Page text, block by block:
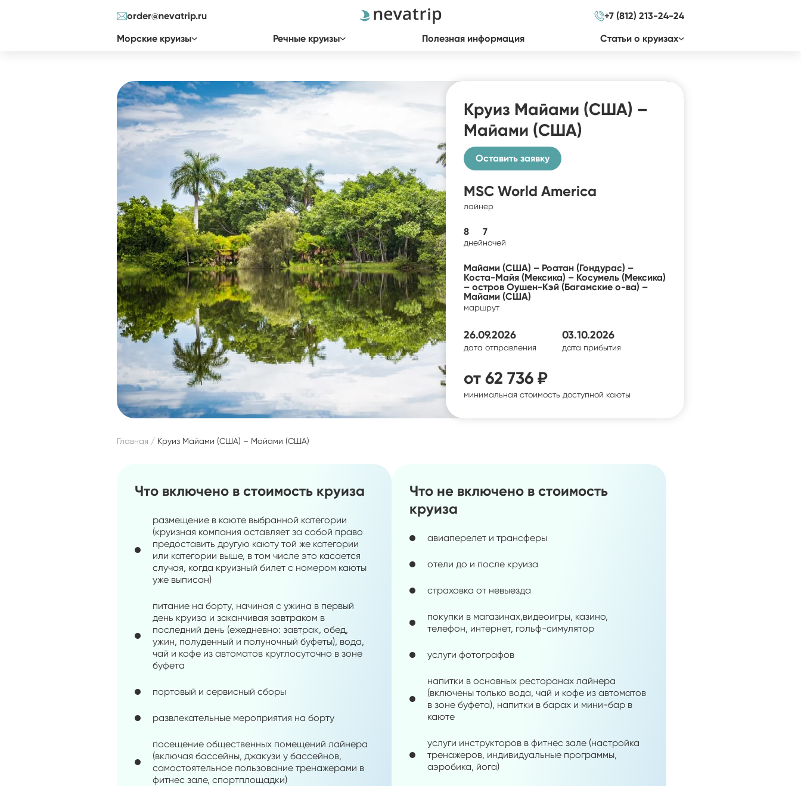
order@nevatrip.ru
+7 (812) 213-24-24
Морские круизы
Речные круизы Полезная информация Cтатьи о круизах
Круиз Майами (США) –
Майами (США)
Оставить заявку
MSC World America
лайнер
8
дней
7
ночей
Майами (США) – Роатан (Гондурас) –
Коста-Майя (Мексика) – Косумель (Мексика)
– остров Оушен-Кэй (Багамские о-ва) –
Майами (США)
маршрут
26.09.2026
дата отправления
03.10.2026
дата прибытия
от 62 736 ₽
минимальная стоимость доступной каюты
Главная Круиз Майами (США) – Майами (США)
Что включено в стоимость круиза
размещение в каюте выбранной категории
(круизная компания оставляет за собой право
предоставить другую каюту той же категории
или категории выше, в том числе это касается
случая, когда круизный билет с номером каюты
уже выписан)
питание на борту, начиная с ужина в первый
день круиза и заканчивая завтраком в
последний день (ежедневно: завтрак, обед,
ужин, полуденный и полуночный буфеты), вода,
чай и кофе из автоматов круглосуточно в зоне
буфета
портовый и сервисный сборы
развлекательные мероприятия на борту
посещение общественных помещений лайнера
(включая бассейны, джакузи у бассейнов,
самостоятельное пользование тренажерами в
фитнес зале, спортплощадки)
Что не включено в стоимость
круиза
авиаперелет и трансферы
отели до и после круиза
страховка от невыезда
покупки в магазинах,видеоигры, казино,
телефон, интернет, гольф-симулятор
услуги фотографов
напитки в основных ресторанах лайнера
(включены только вода, чай и кофе из автоматов
в зоне буфета), напитки в барах и мини-бар в
каюте
услуги инструкторов в фитнес зале (настройка
тренажеров, индивидуальные программы,
аэробика, йога)